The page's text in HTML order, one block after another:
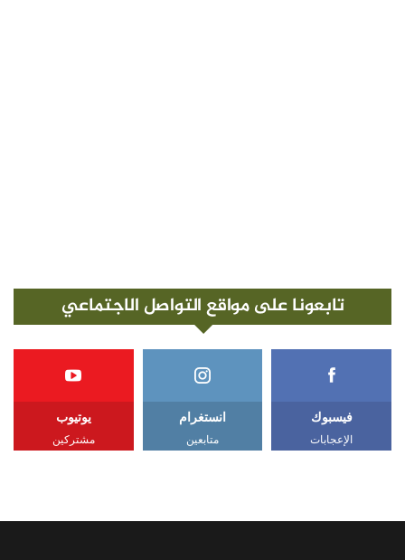
تابعونا على مواقع التواصل الاجتماعي
فيسبوك
الإعجابات
انستغرام
متابعين
يوتيوب
مشتركين